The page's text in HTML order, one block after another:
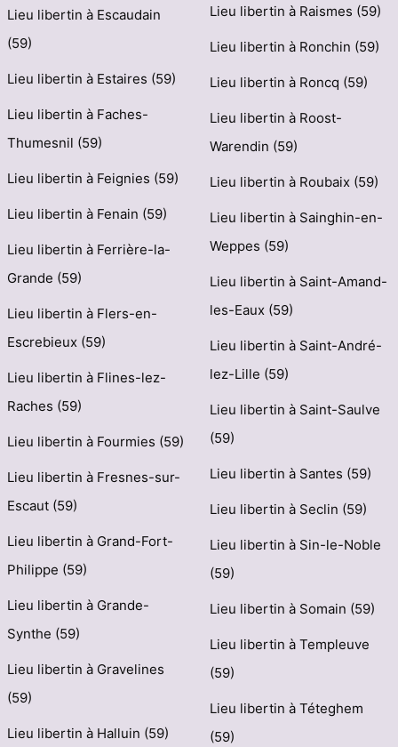
Lieu libertin à Escaudain
(59)
Lieu libertin à Estaires (59)
Lieu libertin à Faches-
Thumesnil (59)
Lieu libertin à Feignies (59)
Lieu libertin à Fenain (59)
Lieu libertin à Ferrière-la-
Grande (59)
Lieu libertin à Flers-en-
Escrebieux (59)
Lieu libertin à Flines-lez-
Raches (59)
Lieu libertin à Fourmies (59)
Lieu libertin à Fresnes-sur-
Escaut (59)
Lieu libertin à Grand-Fort-
Philippe (59)
Lieu libertin à Grande-
Synthe (59)
Lieu libertin à Gravelines
(59)
Lieu libertin à Halluin (59)
Lieu libertin à Raismes (59)
Lieu libertin à Ronchin (59)
Lieu libertin à Roncq (59)
Lieu libertin à Roost-
Warendin (59)
Lieu libertin à Roubaix (59)
Lieu libertin à Sainghin-en-
Weppes (59)
Lieu libertin à Saint-Amand-
les-Eaux (59)
Lieu libertin à Saint-André-
lez-Lille (59)
Lieu libertin à Saint-Saulve
(59)
Lieu libertin à Santes (59)
Lieu libertin à Seclin (59)
Lieu libertin à Sin-le-Noble
(59)
Lieu libertin à Somain (59)
Lieu libertin à Templeuve
(59)
Lieu libertin à Téteghem
(59)